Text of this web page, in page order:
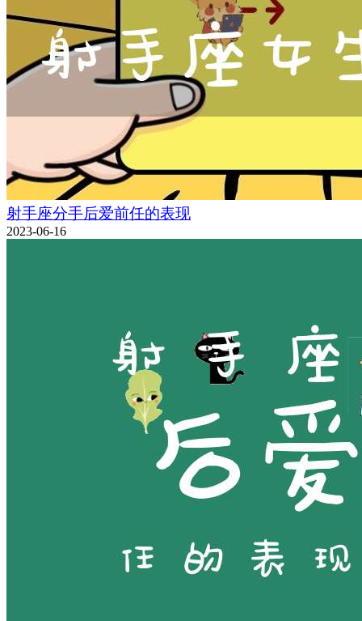
射手座分手后爱前任的表现
2023-06-16